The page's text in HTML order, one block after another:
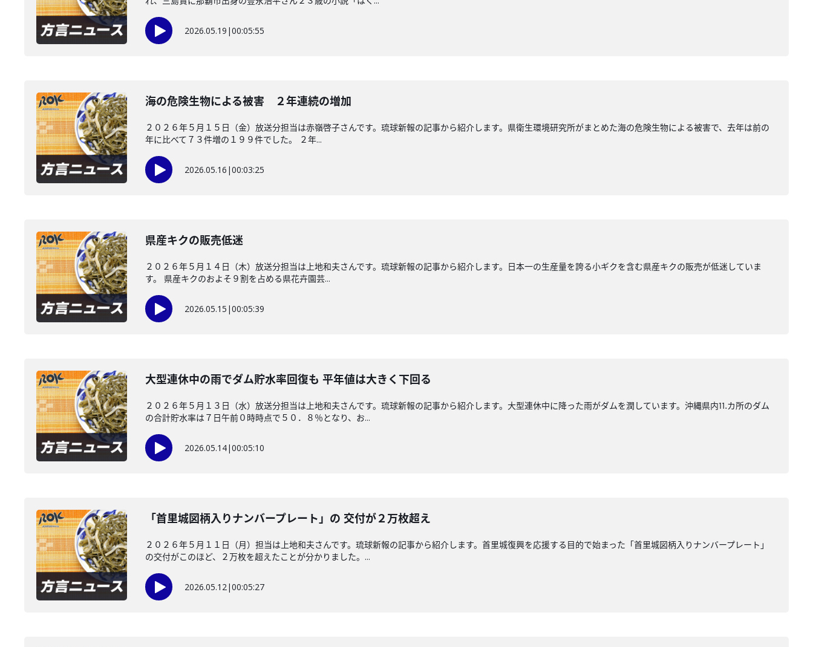
2026.05.19 |00:05:55
海の危険生物による被害 ２年連続の増加
２０２６年５月１５日（金）放送分担当は赤嶺啓子さんです。琉球新報の記事から紹介します。県衛生環境研究所がまとめた海の危険生物による被害で、去年は前の
年に比べて７３件増の１９９件でした。 ２年...
2026.05.16 |00:03:25
県産キクの販売低迷
２０２６年５月１４日（木）放送分担当は上地和夫さんです。琉球新報の記事から紹介します。日本一の生産量を誇る小ギクを含む県産キクの販売が低迷していま
す。 県産キクのおよそ９割を占める県花卉園芸...
2026.05.15 |00:05:39
大型連休中の雨でダム貯水率回復も 平年値は大きく下回る
２０２６年５月１３日（水）放送分担当は上地和夫さんです。琉球新報の記事から紹介します。大型連休中に降った雨がダムを潤しています。沖縄県内⒒カ所のダム
の合計貯水率は７日午前０時時点で５０．８％となり、お...
2026.05.14|00:05:10
「首里城図柄入りナンバープレート」の 交付が２万枚超え
２０２６年５月１１日（月）担当は上地和夫さんです。琉球新報の記事から紹介します。首里城復興を応援する目的で始まった「首里城図柄入りナンバープレート」
の交付がこのほど、２万枚を超えたことが分かりました。...
2026.05.12|00:05:27